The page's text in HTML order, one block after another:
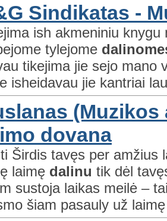
Sindikatas -
ish akmeniniu
tylejome
tikejima jie sejo mano
isheidavau jie kantriai
(Muzikos
dovana
Širdis tavęs per amžius
laimę dalinu tik dėl
sustoja laikas meilė –
šiam pasauly už